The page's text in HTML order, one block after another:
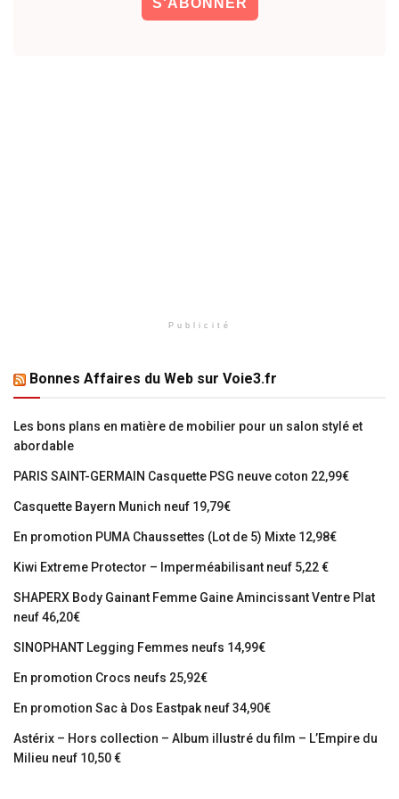
Publicité
Bonnes Affaires du Web sur Voie3.fr
Les bons plans en matière de mobilier pour un salon stylé et
abordable
PARIS SAINT-GERMAIN Casquette PSG neuve coton 22,99€
Casquette Bayern Munich neuf 19,79€
En promotion PUMA Chaussettes (Lot de 5) Mixte 12,98€
Kiwi Extreme Protector – Imperméabilisant neuf 5,22 €
SHAPERX Body Gainant Femme Gaine Amincissant Ventre Plat
neuf 46,20€
SINOPHANT Legging Femmes neufs 14,99€
En promotion Crocs neufs 25,92€
En promotion Sac à Dos Eastpak neuf 34,90€
Astérix – Hors collection – Album illustré du film – L’Empire du
Milieu neuf 10,50 €